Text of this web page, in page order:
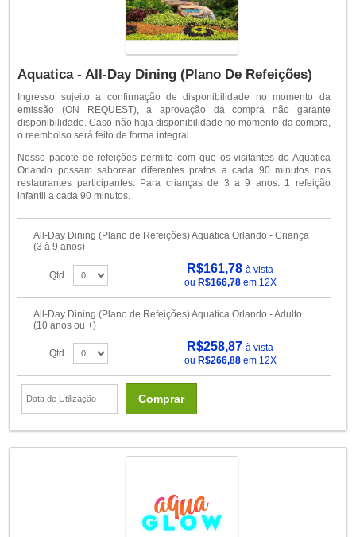
Aquatica - All-Day Dining (Plano De Refeições)
Ingresso sujeito a confirmação de disponibilidade no momento da
emissão (ON REQUEST), a aprovação da compra não garante
disponibilidade. Caso não haja disponibilidade no momento da compra,
o reembolso será feito de forma integral.
Nosso pacote de refeições permite com que os visitantes do Aquatica
Orlando possam saborear diferentes pratos a cada 90 minutos nos
restaurantes participantes. Para crianças de 3 a 9 anos: 1 refeição
infantil a cada 90 minutos.
All-Day Dining (Plano de Refeições) Aquatica Orlando - Criança
(3 à 9 anos)
Qtd R$161,78à vista
ou R$166,78em 12X
All-Day Dining (Plano de Refeições) Aquatica Orlando - Adulto
(10 anos ou +)
Qtd R$258,87à vista
ou R$266,88em 12X
Comprar